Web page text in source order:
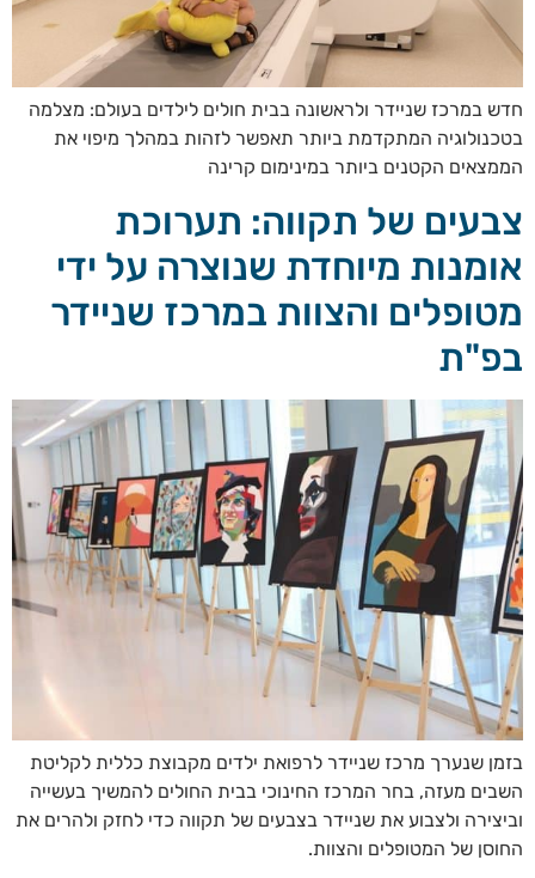
חדש במרכז שניידר ולראשונה בבית חולים לילדים בעולם: מצלמה
בטכנולוגיה המתקדמת ביותר תאפשר לזהות במהלך מיפוי את
הממצאים הקטנים ביותר במינימום קרינה
צבעים של תקווה: תערוכת
אומנות מיוחדת שנוצרה על ידי
מטופלים והצוות במרכז שניידר
בפ"ת
בזמן שנערך מרכז שניידר לרפואת ילדים מקבוצת כללית לקליטת
השבים מעזה, בחר המרכז החינוכי בבית החולים להמשיך בעשייה
וביצירה ולצבוע את שניידר בצבעים של תקווה כדי לחזק ולהרים את
החוסן של המטופלים והצוות.